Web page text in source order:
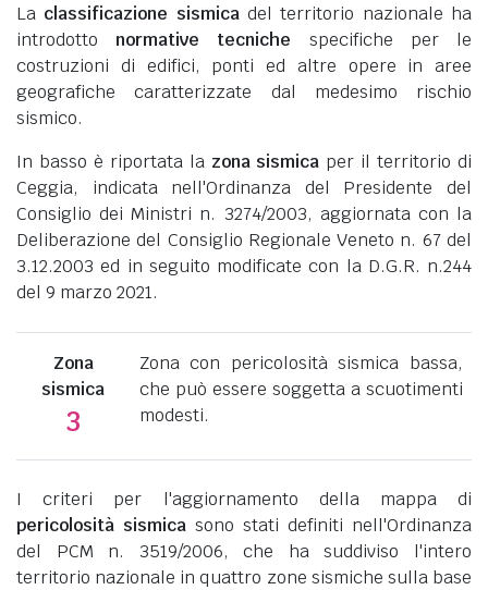
La classificazione sismicadel territorio nazionale ha
introdotto normative tecniche specifiche per le
costruzioni di edifici, ponti ed altre opere in aree
geografiche caratterizzate dal medesimo rischio
sismico.
In basso è riportata la zona sismica per il territorio di
Ceggia, indicata nell'Ordinanza del Presidente del
Consiglio dei Ministri n. 3274/2003, aggiornata con la
Deliberazione del Consiglio Regionale Veneto n. 67 del
3.12.2003 ed in seguito modificate con la D.G.R. n.244
del 9 marzo 2021.
Zona
sismica
3
Zona con pericolosità sismica bassa,
che può essere soggetta a scuotimenti
modesti.
I criteri per l'aggiornamento della mappa di
pericolosità sismica sono stati definiti nell'Ordinanza
del PCM n. 3519/2006, che ha suddiviso l'intero
territorio nazionale in quattro zone sismiche sulla base